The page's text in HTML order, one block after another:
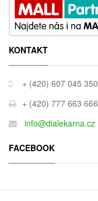
KONTAKT
+ (420) 607 045 350
+ (420) 777 663 666
info@dialekarna.cz
FACEBOOK